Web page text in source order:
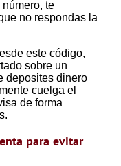
te
no respondas la
este código,
sobre un
deposites dinero
cuelga el
de forma
para evitar